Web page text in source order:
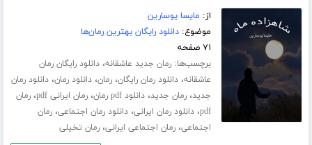
از: مایسا یوسارین
موضوع:دانلود رایگان بهترین رمان‌ها
۷۱ صفحه
برچسب‌ها:رمان جدید عاشقانه،دانلود رایگان رمان
عاشقانه،دانلود رمان رایگان،رمان،دانلود رمان،دانلود رمان
جدید،رمان جدید،دانلود pdf رمان ،رمان ایرانی pdf ،رمان
pdf،دانلود رمان ایرانی،دانلود رمان اجتماعی،رمان
اجتماعی،رمان اجتماعی ایرانی،رمان تخیلی